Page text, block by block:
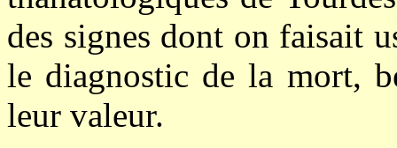
des signes dont on faisait
le diagnostic de la mort,
leur valeur.